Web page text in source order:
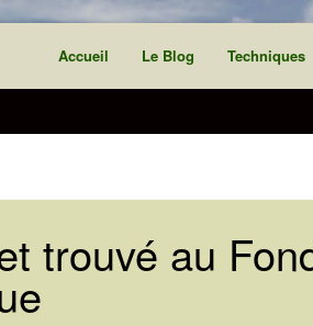
Accueil Le Blog Techniques
trouvé au